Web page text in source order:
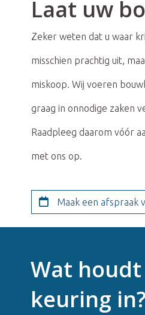
Laat uw
Zeker weten dat u waar
misschien prachtig uit,
miskoop. Wij voeren
graag in onnodige zaken
Raadpleeg daarom vóór
met ons op.
Maak een afspraak
Wat
keuring